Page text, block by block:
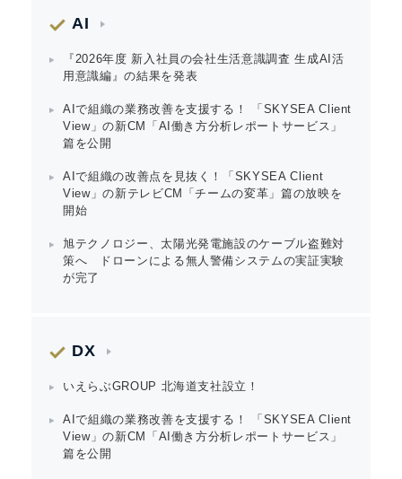
AI
『2026年度 新入社員の会社生活意識調査 生成AI活
用意識編』の結果を発表
AIで組織の業務改善を支援する！ 「SKYSEA Client
View」の新CM「AI働き方分析レポートサービス」
篇を公開
AIで組織の改善点を見抜く！「SKYSEA Client
View」の新テレビCM「チームの変革」篇の放映を
開始
旭テクノロジー、太陽光発電施設のケーブル盗難対
策へ ドローンによる無人警備システムの実証実験
が完了
DX
いえらぶGROUP 北海道支社設立！
AIで組織の業務改善を支援する！ 「SKYSEA Client
View」の新CM「AI働き方分析レポートサービス」
篇を公開